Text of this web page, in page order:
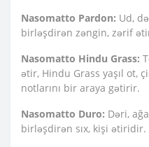
Nasomatto Pardon: Ud,
birləşdirən zəngin, zərif
Nasomatto Hindu Grass:
ətir, Hindu Grass yaşıl ot,
notlarını bir araya gətirir.
Nasomatto Duro: Dəri,
birləşdirən sıx, kişi ətiridir.